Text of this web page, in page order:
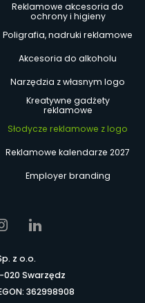
Reklamowe akcesoria do
ochrony i higieny
Poligrafia, nadruki reklamowe
Akcesoria do alkoholu
Narzędzia z własnym logo
Kreatywne gadżety
reklamowe
Słodycze reklamowe z logo
Reklamowe kalendarze 2027
Employer branding
z o.o.
020 Swarzędz
362998908